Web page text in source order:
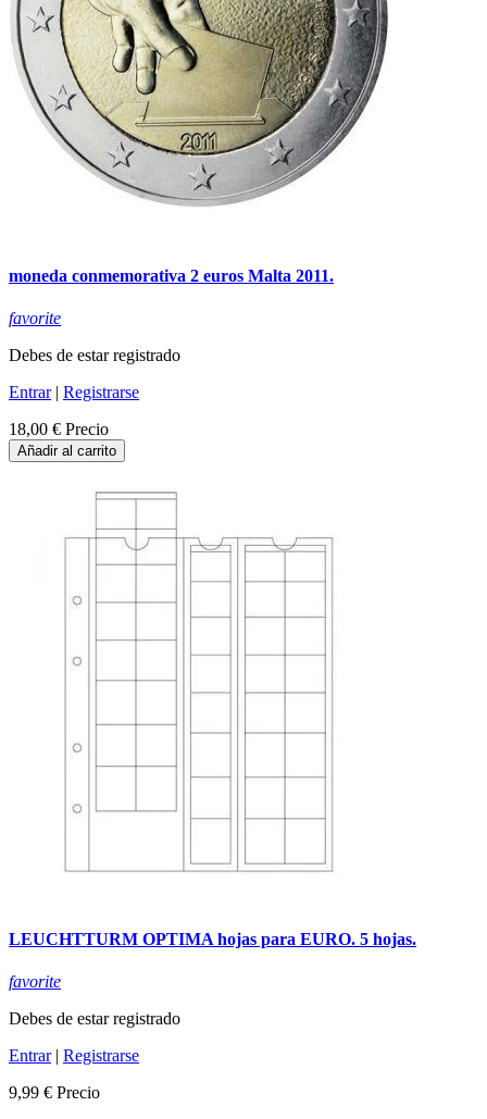
moneda conmemorativa 2 euros Malta 2011.
favorite
Debes de estar registrado
Entrar| Registrarse
18,00 € Precio
Añadir al carrito
LEUCHTTURM OPTIMA hojas para EURO. 5 hojas.
favorite
Debes de estar registrado
Entrar| Registrarse
9,99 € Precio